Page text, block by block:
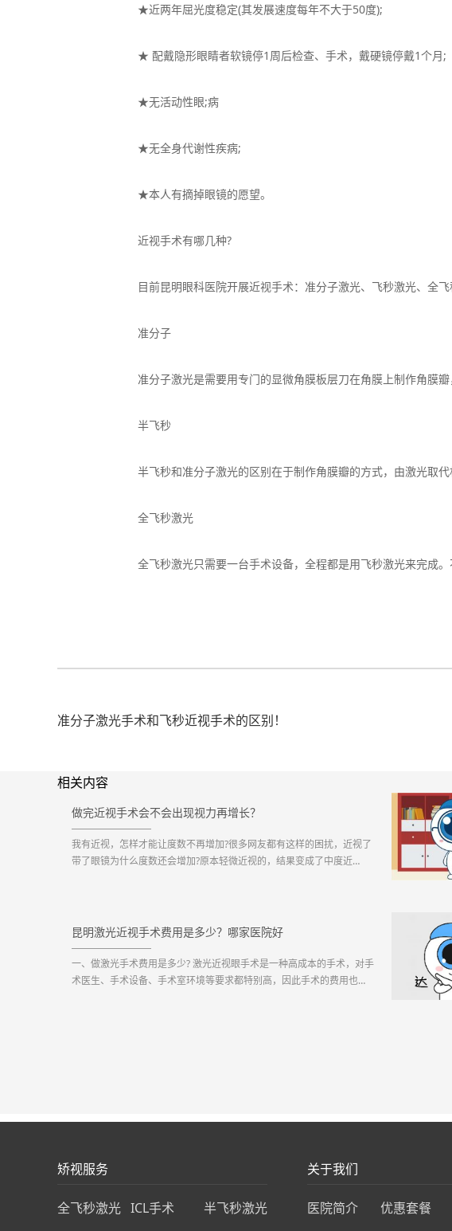
★近两年屈光度稳定(其发展速度每年不大于50度);
★ 配戴隐形眼睛者软镜停1周后检查、手术，戴硬镜停戴1个月;
★无活动性眼;病
★无全身代谢性疾病;
★本人有摘掉眼镜的愿望。
近视手术有哪几种?
目前昆明眼科医院开展近视手术：准分子激光、飞秒激光、全飞
准分子
准分子激光是需要用专门的显微角膜板层刀在角膜上制作角膜瓣
半飞秒
半飞秒和准分子激光的区别在于制作角膜瓣的方式，由激光取代
全飞秒激光
全飞秒激光只需要一台手术设备，全程都是用飞秒激光来完成。
准分子激光手术和飞秒近视手术的区别！
相关内容
做完近视手术会不会出现视力再增长？
我有近视，怎样才能让度数不再增加?很多网友都有这样的困扰，近视了
带了眼镜为什么度数还会增加?原本轻微近视的，结果变成了中度近
昆明激光近视手术费用是多少？哪家医院好
一、做激光手术费用是多少? 激光近视眼手术是一种高成本的手术，对手
术医生、手术设备、手术室环境等要求都特别高，因此手术的费用也不
矫视服务
全飞秒激光 ICL手术 半飞秒激光
关于我们
医院简介 优惠套餐